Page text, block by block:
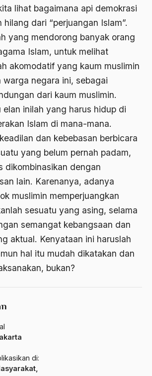
lihat bagaimana api demokrasi
dari “perjuangan Islam”.
yang mendorong banyak orang
Islam, untuk melihat
akomodatif yang kaum muslimin
warga negara ini, sebagai
dari kaum muslimin.
elan inilah yang harus hidup di
Islam di mana-mana.
dan kebebasan berbicara
yang belum pernah padam,
dikombinasikan dengan
lain. Karenanya, adanya
muslimin memperjuangkan
sesuatu yang asing, selama
semangat kebangsaan dan
aktual. Kenyataan ini haruslah
hal itu mudah dikatakan dan
bukan?
di:
Munkar